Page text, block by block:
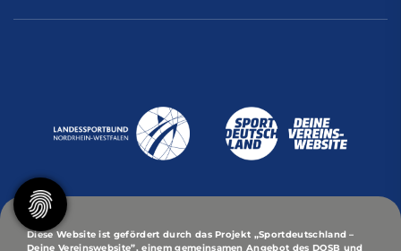
Diese Website ist gefördert durch das Projekt „Sportdeutschland –
Deine Vereinswebsite”, einem gemeinsamen Angebot des DOSB und